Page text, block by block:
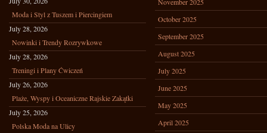
Moda i Styl z Tuszem i Piercingiem
July 28, 2026
Nowinki i Trendy Rozrywkowe
July 28, 2026
Treningi i Plany Ćwiczeń
July 26, 2026
Plaże, Wyspy i Oceaniczne Rajskie Zakątki
July 25, 2026
Polska Moda na Ulicy
October 2025
September 2025
August 2025
July 2025
June 2025
May 2025
April 2025